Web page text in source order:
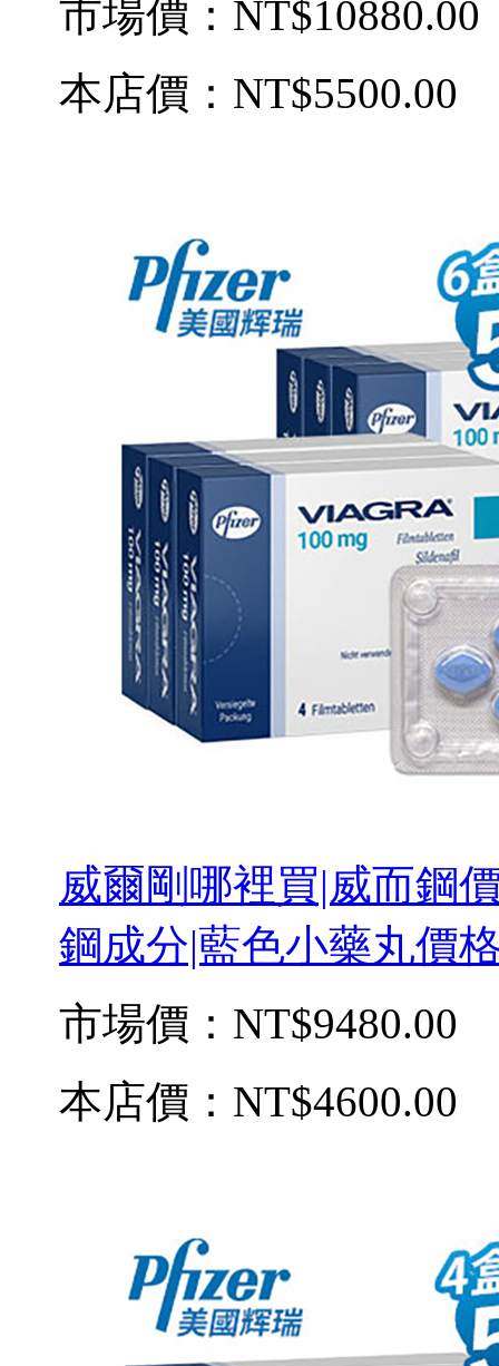
市場價： NT$10880.00
本店價： NT$5500.00
威爾剛哪裡買|威而鋼
鋼成分|藍色小藥丸價
市場價： NT$9480.00
本店價： NT$4600.00